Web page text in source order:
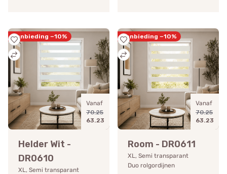
Vanaf
70.25
63.23
Aanbieding −10%
Helder Wit -
DR0610
XL, Semi transparant
Vanaf
70.25
63.23
Aanbieding −10%
Room - DR0611
XL, Semi transparant
Duo rolgordijnen